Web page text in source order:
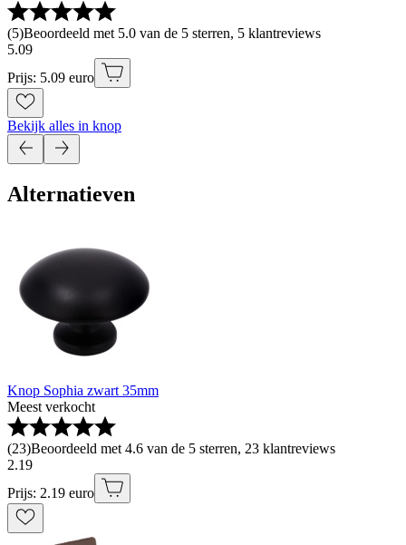
(5)Beoordeeld met 5.0 van de 5 sterren, 5 klantreviews
5.09
Prijs: 5.09 euro
Bekijk alles in knop
Alternatieven
Knop Sophia zwart 35mm
Meest verkocht
(23)Beoordeeld met 4.6 van de 5 sterren, 23 klantreviews
2.19
Prijs: 2.19 euro